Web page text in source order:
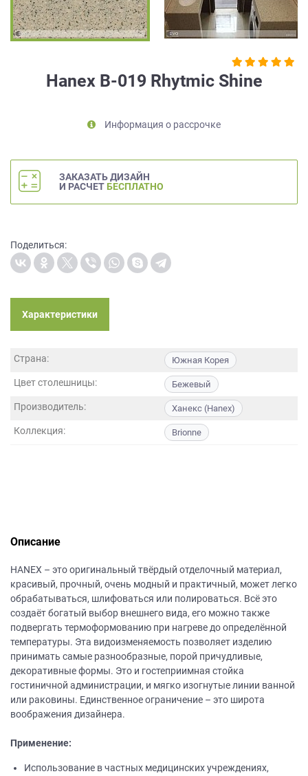
Hanex B-019 Rhytmic Shine
Информация о рассрочке
ЗАКАЗАТЬ ДИЗАЙН
И РАСЧЕТ БЕСПЛАТНО
Поделиться:
Характеристики
Страна: Южная Корея
Цвет столешницы: Бежевый
Производитель: Ханекс (Hanex)
Коллекция: Brionne
Описание
НANEХ – это оригинальный твёрдый отделочный материал,
красивый, прочный, очень модный и практичный, может легко
обрабатываться, шлифоваться или полироваться. Всё это
создаёт богатый выбор внешнего вида, его можно также
подвергать термоформованию при нагреве до определённой
температуры. Эта видоизменяемость позволяет изделию
принимать самые разнообразные, порой причудливые,
декоративные формы. Это и гостеприимная стойка
гостиничной администрации, и мягко изогнутые линии ванной
или раковины. Единственное ограничение – это широта
воображения дизайнера.
Применение:
Использование в частных медицинских учреждениях,
обработку
персональных
метрическими
программами
условиях
Политики
персональных
данных.